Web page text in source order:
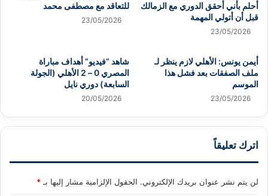
أحلم بأني أحقق الدوري مع الزمالك
قبل أن أتولي المهمة
23/05/2026
للتعاقد مع مصطفى محمد
23/05/2026
أيمن يونس: الأهلي لازم ينظر لـ
ملف الصفقات بعد فشل هذا
الموسم
23/05/2026
شاهد “فيديو” أهداف مباراة
المصري 0 – 2 الأهلي (الجولة
السابعة) دوري نايل
20/05/2026
اترك تعليقاً
لن يتم نشر عنوان بريدك الإلكتروني. الحقول الإلزامية مشار إليها بـ *